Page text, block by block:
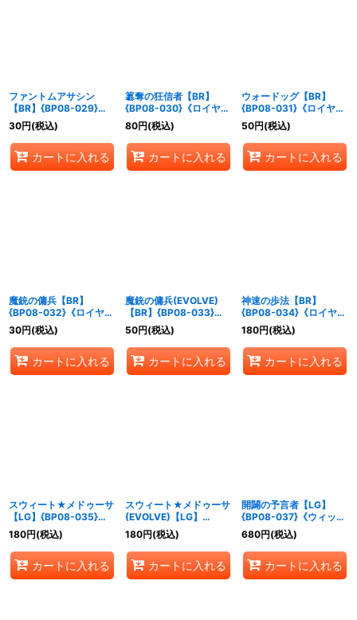
ファントムアサシン
【BR】{BP08-029}
《ロイヤル》
30円(税込)
カートに入れる
簒奪の狂信者【BR】
{BP08-030}《ロイヤ
ル》
80円(税込)
カートに入れる
ウォードッグ【BR】
{BP08-031}《ロイヤ
ル》
50円(税込)
カートに入れる
魔銃の傭兵【BR】
{BP08-032}《ロイヤ
ル》
30円(税込)
カートに入れる
魔銃の傭兵(EVOLVE)
【BR】{BP08-033}
《ロイヤル》
50円(税込)
カートに入れる
神速の歩法【BR】
{BP08-034}《ロイヤ
ル》
180円(税込)
カートに入れる
スウィート★メドゥーサ
【LG】{BP08-035}
《ウィッチ》
180円(税込)
カートに入れる
スウィート★メドゥーサ
(EVOLVE)【LG】
{BP08-036}《ウィッ
チ》
180円(税込)
カートに入れる
開闢の予言者【LG】
{BP08-037}《ウィッ
チ》
680円(税込)
カートに入れる